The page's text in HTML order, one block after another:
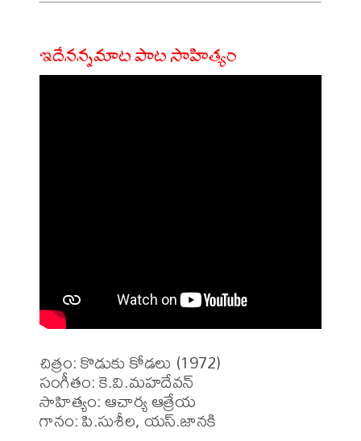
ఇదేనన్నమాట పాట సాహిత్యం
చిత్రం: కొడుకు కోడలు (1972)
సంగీతం: కె.వి.మహదేవన్
సాహిత్యం: ఆచార్య ఆత్రేయ
గానం: పి.సుశీల, యస్.జానకి